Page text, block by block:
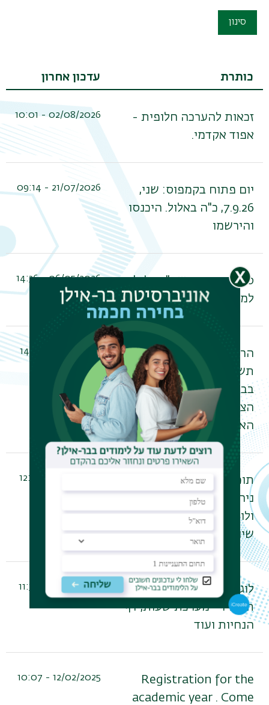
סינון
כותרת עדכון אחרון
זכאות להערכה חלופית -
אפוד אקדמי.
02/08/2026 - 10:01
יום פתוח בקמפוס: שני,
7.9.26, כ"ה באלול. היכנסו
והירשמו
21/07/2026 - 09:14
סמסטר קיץ תשפ"ו - לוג'
למנהלים
06/05/2026 - 14:36
הרשמה לשנת הלימודים
תשפ"ו. בואו ללמוד
בבר-אילן, האוניברסיטה
הצומחת ביותר ב-7 השנים
האחרונות
15/02/2026 - 14:36
תוכנית סמסטר קיץ תשפ"ו
ניהול שרשרת הספקה
ולוגיסטיקה מנהלים- ייתכנו
שינויים
לוגיסטיקה למנהלים שנה"ל
תשפ"ו - מערכת שעות, דף
הנחיות ועוד
07/09/2025 - 11:39
Registration for the
academic year . Come
12/02/2025 - 10:07